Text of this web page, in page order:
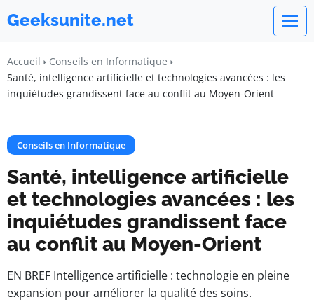
Geeksunite.net
Accueil
Conseils en Informatique
Santé, intelligence artificielle et technologies avancées : les
inquiétudes grandissent face au conflit au Moyen-Orient
Conseils en Informatique
Santé, intelligence artificielle
et technologies avancées : les
inquiétudes grandissent face
au conflit au Moyen-Orient
EN BREF Intelligence artificielle : technologie en pleine
expansion pour améliorer la qualité des soins.